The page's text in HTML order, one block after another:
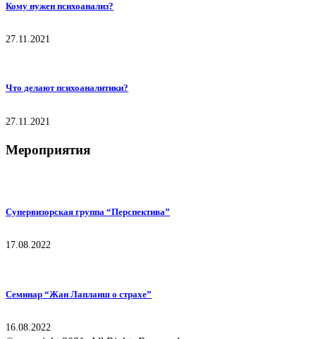
Кому нужен психоанализ?
27.11.2021
Что делают психоаналитики?
27.11.2021
Мероприятия
Супервизорская группа “Перспектива”
17.08.2022
Семинар “Жан Лапланш о страхе”
16.08.2022